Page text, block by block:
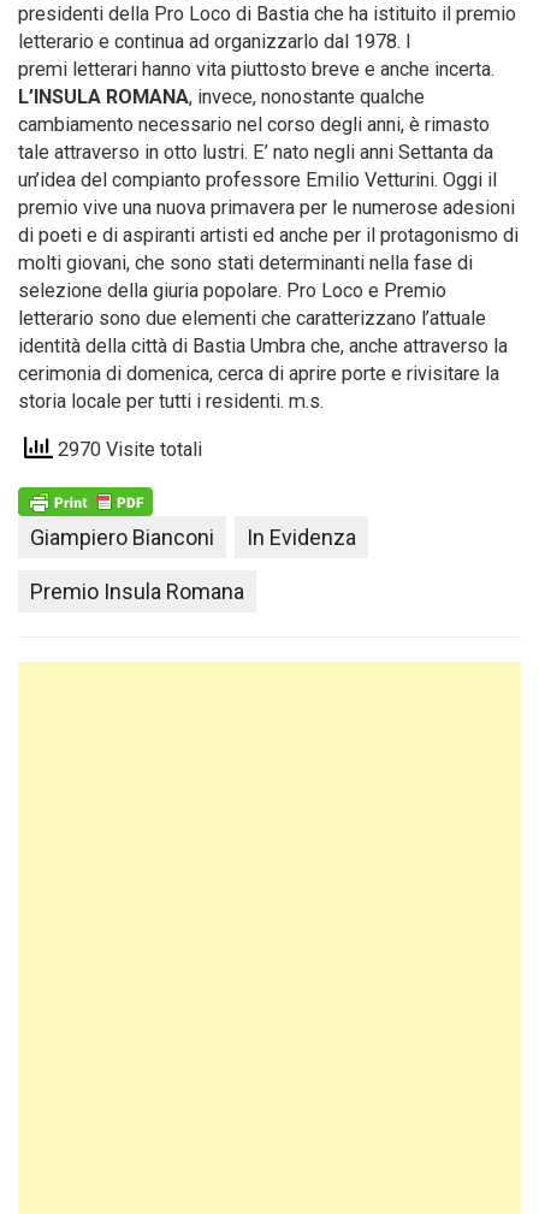
presidenti della Pro Loco di Bastia che ha istituito il premio
letterario e continua ad organizzarlo dal 1978. I
premi letterari hanno vita piuttosto breve e anche incerta.
L’INSULA ROMANA, invece, nonostante qualche
cambiamento necessario nel corso degli anni, è rimasto
tale attraverso in otto lustri. E’ nato negli anni Settanta da
un’idea del compianto professore Emilio Vetturini. Oggi il
premio vive una nuova primavera per le numerose adesioni
di poeti e di aspiranti artisti ed anche per il protagonismo di
molti giovani, che sono stati determinanti nella fase di
selezione della giuria popolare. Pro Loco e Premio
letterario sono due elementi che caratterizzano l’attuale
identità della città di Bastia Umbra che, anche attraverso la
cerimonia di domenica, cerca di aprire porte e rivisitare la
storia locale per tutti i residenti. m.s.
2970 Visite totali
Giampiero Bianconi In Evidenza
Premio Insula Romana